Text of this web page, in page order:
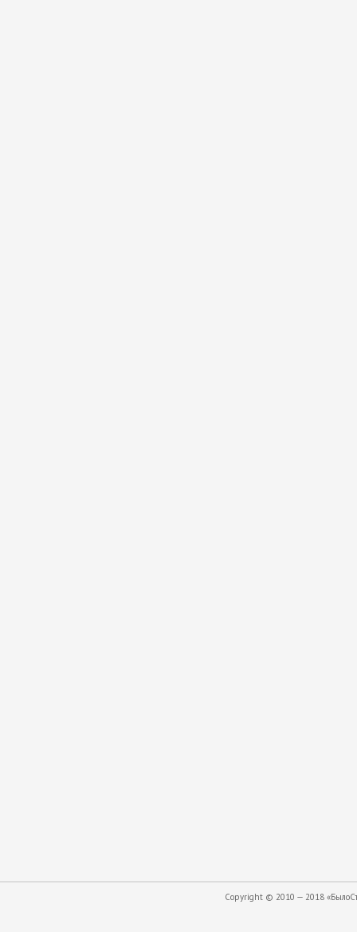
Copyright © 2010 — 2018